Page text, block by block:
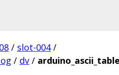
/ slot-004 /
/ dv / arduino_ascii_table